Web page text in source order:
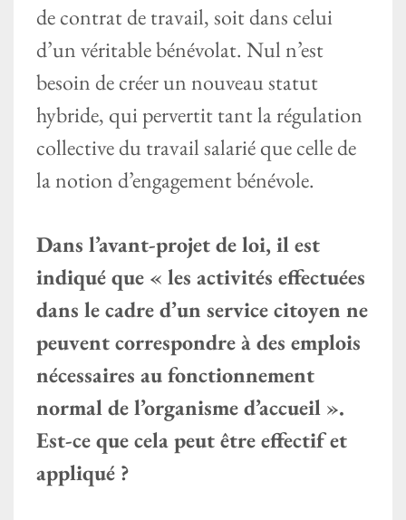
de contrat de travail, soit dans celui
d’un véritable bénévolat. Nul n’est
besoin de créer un nouveau statut
hybride, qui pervertit tant la régulation
collective du travail salarié que celle de
la notion d’engagement bénévole.
Dans l’avant-projet de loi, il est
indiqué que « les activités effectuées
dans le cadre d’un service citoyen ne
peuvent correspondre à des emplois
nécessaires au fonctionnement
normal de l’organisme d’accueil ».
Est-ce que cela peut être effectif et
appliqué ?